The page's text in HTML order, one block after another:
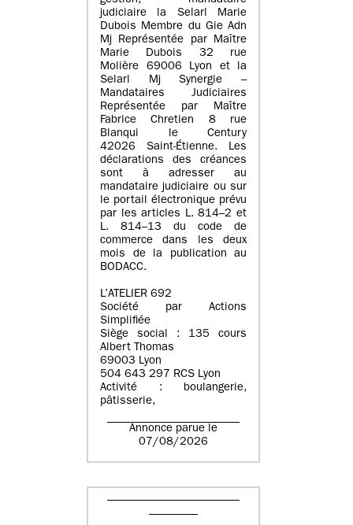
judiciaire la Selarl Marie
Dubois Membre du Gie Adn
Mj Représentée par Maître
Marie Dubois 32 rue
Molière 69006 Lyon et la
Selarl Mj Synergie –
Mandataires Judiciaires
Représentée par Maître
Fabrice Chretien 8 rue
Blanqui le Century
42026 Saint-Étienne. Les
déclarations des créances
sont à adresser au
mandataire judiciaire ou sur
le portail électronique prévu
par les articles L. 814–2 et
L. 814–13 du code de
commerce dans les deux
mois de la publication au
BODACC.
L’ATELIER 692
Société par Actions
Simplifiée
Siège social : 135 cours
Albert Thomas
69003 Lyon
504 643 297 RCS Lyon
Activité : boulangerie,
pâtisserie,
Annonce parue le
07/08/2026